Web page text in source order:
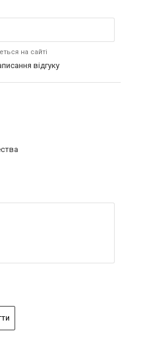
на сайті
відгуку